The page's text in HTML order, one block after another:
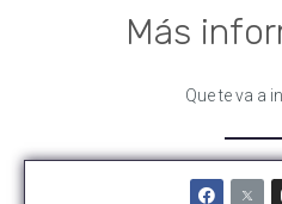
Más
Que te va a